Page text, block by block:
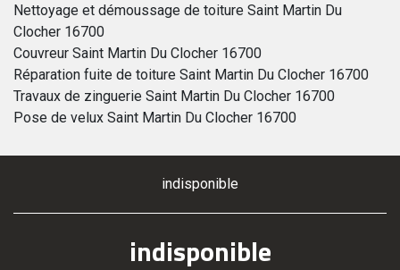
Nettoyage et démoussage de toiture Saint Martin Du
Clocher 16700
Couvreur Saint Martin Du Clocher 16700
Réparation fuite de toiture Saint Martin Du Clocher 16700
Travaux de zinguerie Saint Martin Du Clocher 16700
Pose de velux Saint Martin Du Clocher 16700
indisponible
indisponible